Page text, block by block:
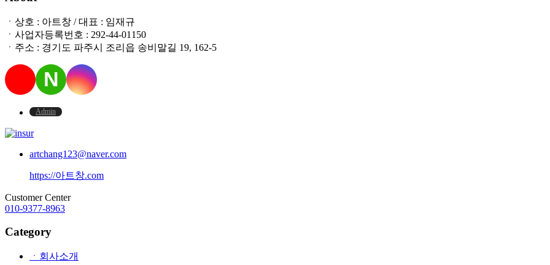
ㆍ상호 : 아트창 / 대표 : 임재규
ㆍ사업자등록번호 : 292-44-01150
ㆍ주소 : 경기도 파주시 조리읍 송비말길 19, 162-5
N
Admin
artchang123@naver.com
https://아트창.com
Customer Center
010-9377-8963
Category
ㆍ회사소개